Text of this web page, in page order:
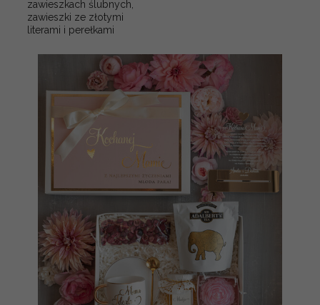
zawieszkach ślubnych,
zawieszki ze złotymi
literami i perełkami